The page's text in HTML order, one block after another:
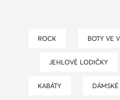
ROCK BOTY VE
JEHLOVÉ LODIČKY
KABÁTY